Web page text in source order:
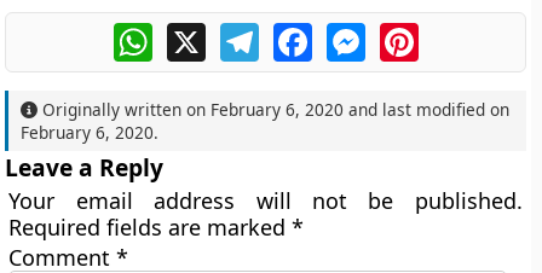
WhatsApp
X TelegramFacebookMessengerPinterest
Originally written on February 6, 2020 and last modified on
February 6, 2020.
Leave a Reply
Your email address will not be published.
Required fields are marked*
Comment*